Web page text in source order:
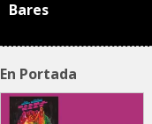
Bares
En Portada